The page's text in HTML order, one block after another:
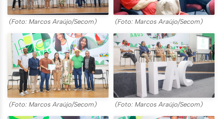
(Foto: Marcos Araújo/Secom) (Foto: Marcos Araújo/Secom)
(Foto: Marcos Araújo/Secom) (Foto: Marcos Araújo/Secom)